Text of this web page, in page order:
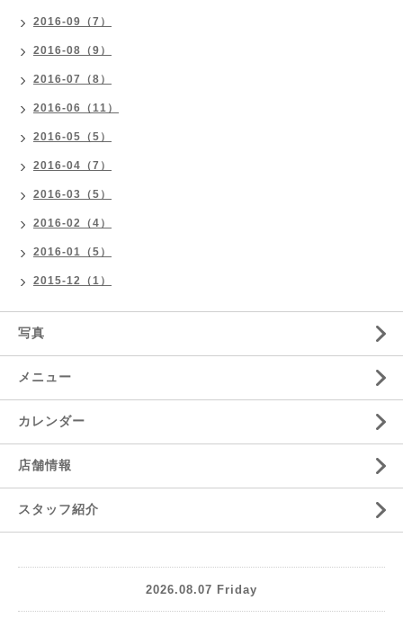
2016-09（7）
2016-08（9）
2016-07（8）
2016-06（11）
2016-05（5）
2016-04（7）
2016-03（5）
2016-02（4）
2016-01（5）
2015-12（1）
写真
メニュー
カレンダー
店舗情報
スタッフ紹介
2026.08.07 Friday